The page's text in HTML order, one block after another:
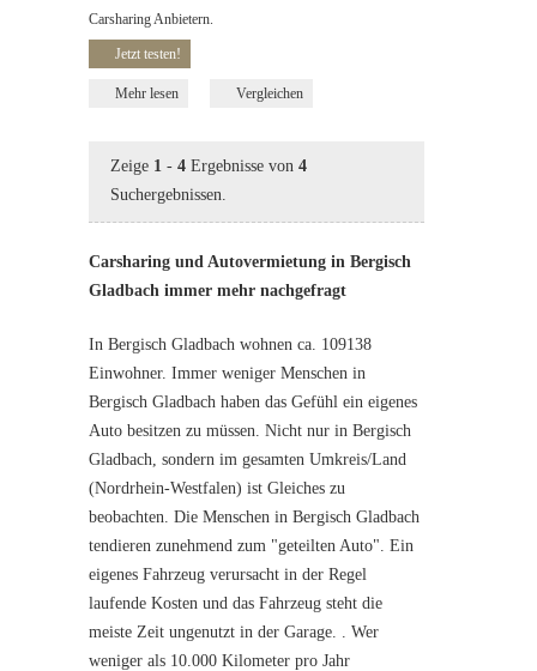
Carsharing Anbietern.
Jetzt testen!
Mehr lesen Vergleichen
Zeige 1 - 4 Ergebnisse von 4
Suchergebnissen.
Carsharing und Autovermietung in Bergisch
Gladbach immer mehr nachgefragt
In Bergisch Gladbach wohnen ca. 109138
Einwohner. Immer weniger Menschen in
Bergisch Gladbach haben das Gefühl ein eigenes
Auto besitzen zu müssen. Nicht nur in Bergisch
Gladbach, sondern im gesamten Umkreis/Land
(Nordrhein-Westfalen) ist Gleiches zu
beobachten. Die Menschen in Bergisch Gladbach
tendieren zunehmend zum "geteilten Auto". Ein
eigenes Fahrzeug verursacht in der Regel
laufende Kosten und das Fahrzeug steht die
meiste Zeit ungenutzt in der Garage. . Wer
weniger als 10.000 Kilometer pro Jahr